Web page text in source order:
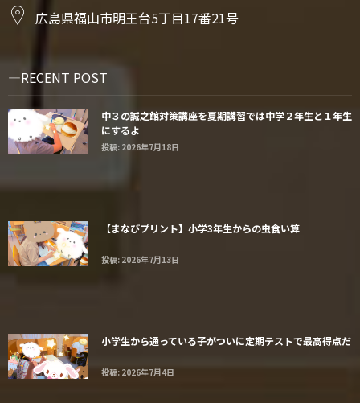
広島県福山市明王台5丁目17番21号
RECENT POST
中３の誠之館対策講座を夏期講習では中学２年生と１年生
にするよ
投稿: 2026年7月18日
【まなびプリント】小学3年生からの虫食い算
投稿: 2026年7月13日
小学生から通っている子がついに定期テストで最高得点だ
投稿: 2026年7月4日